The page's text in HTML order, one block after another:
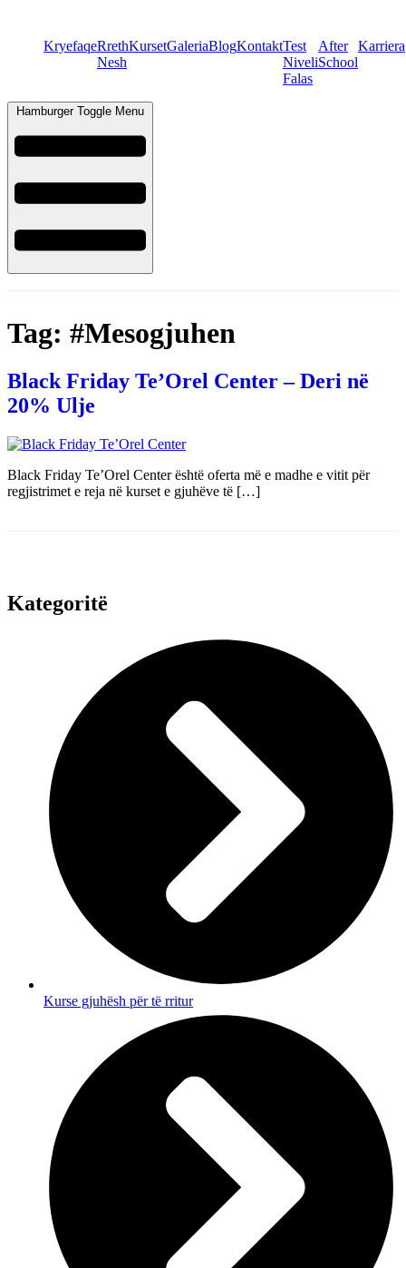
KryefaqeRreth
Nesh
KursetGaleriaBlogKontaktTest
Niveli
Falas
After
School
Karriera
Hamburger Toggle Menu
Tag: #Mesogjuhen
Black Friday Te’Orel Center – Deri në
20% Ulje
Black Friday Te’Orel Center është oferta më e madhe e vitit për
regjistrimet e reja në kurset e gjuhëve të […]
Kategoritë
Kurse gjuhësh për të rritur